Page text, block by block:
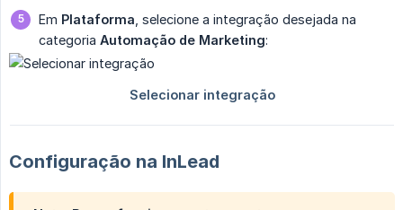
Em Plataforma , selecione a integração desejada na
categoria Automação de Marketing:
Configuração na InLead